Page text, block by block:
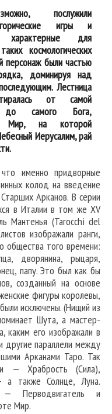
послужили
игры и
характерные для
космологических
персонаж были частью
доминируя над
Лестница
от самой
до самого Бога,
Мир, на которой
Иерусалим, рай
именно придворные
колод на введение
Арканов. В серии
в Италии в том же XV
Мантенья (Tarocchi del
изображали ранги,
общества того времени:
дворянина, рыцаря,
папу. Это был как бы
созданный на основе
фигуры королевы,
исключены. (Нищий из
Шута, а мастер-
каким его изображали в
другие параллели между
Арканами Таро. Так
— Храбрость (Сила),
а также Солнце, Луна.
Перводвигатель и
Мир.